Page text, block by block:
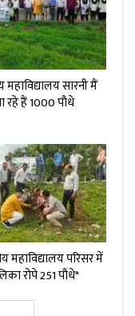
सारनी मैं
रहे हैं 1000 पौधे
महाविद्यालय परिसर में
रोपे 251 पौधे*